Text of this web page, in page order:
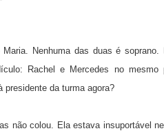
Nenhuma das duas é soprano.
Rachel e Mercedes no mesmo
presidente da turma agora?
não colou. Ela estava insuportável